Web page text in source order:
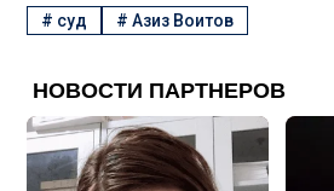
# суд #Азиз Воитов